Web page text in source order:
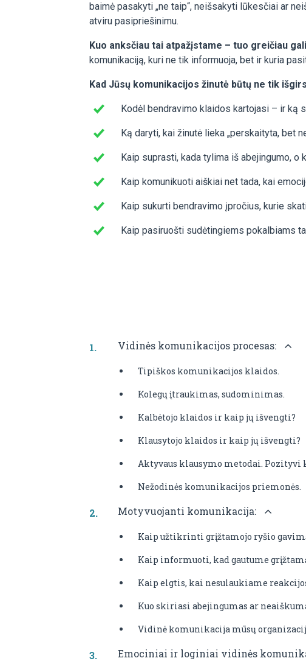
baimė pasakyti „ne taip“, neišsakyti lūkesčiai ar
atviru pasipriešinimu.
Kuo anksčiau tai atpažįstame – tuo greičiau
komunikaciją, kuri ne tik informuoja, bet ir kuria
Kad Jūsų komunikacijos žinutė būtų ne tik
Kodėl bendravimo klaidos kartojasi – ir ką
Ką daryti, kai žinutė lieka „perskaityta, bet
Kaip suprasti, kada tylima iš abejingumo, o
Kaip komunikuoti aiškiai net tada, kai
Kaip sukurti bendravimo įpročius, kurie
Kaip pasiruošti sudėtingiems pokalbiams
Vidinės komunikacijos procesas:
Tipiškos komunikacijos klaidos.
Kolegų įtraukimas, sudominimas.
Kalbėtojo klaidos ir kaip jų išvengti?
Klausytojo klaidos ir kaip jų išvengti?
Aktyvaus klausymo metodai. Pozityvi
Nežodinės komunikacijos priemonės.
Motyvuojanti komunikacija:
Kaip užtikrinti grįžtamojo ryšio
Kaip informuoti, kad gautume
Kaip elgtis, kai nesulaukiame
Kuo skiriasi abejingumas ar
Vidinė komunikacija mūsų
Emociniai ir loginiai vidinės